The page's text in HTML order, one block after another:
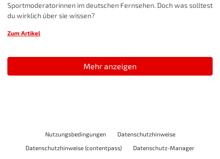
Sportmoderatorinnen im deutschen Fernsehen. Doch was solltest
du wirklich über sie wissen?
Zum Artikel
Mehr anzeigen
Nutzungsbedingungen
Datenschutzhinweise
Datenschutzhinweise (contentpass)
Datenschutz-Manager